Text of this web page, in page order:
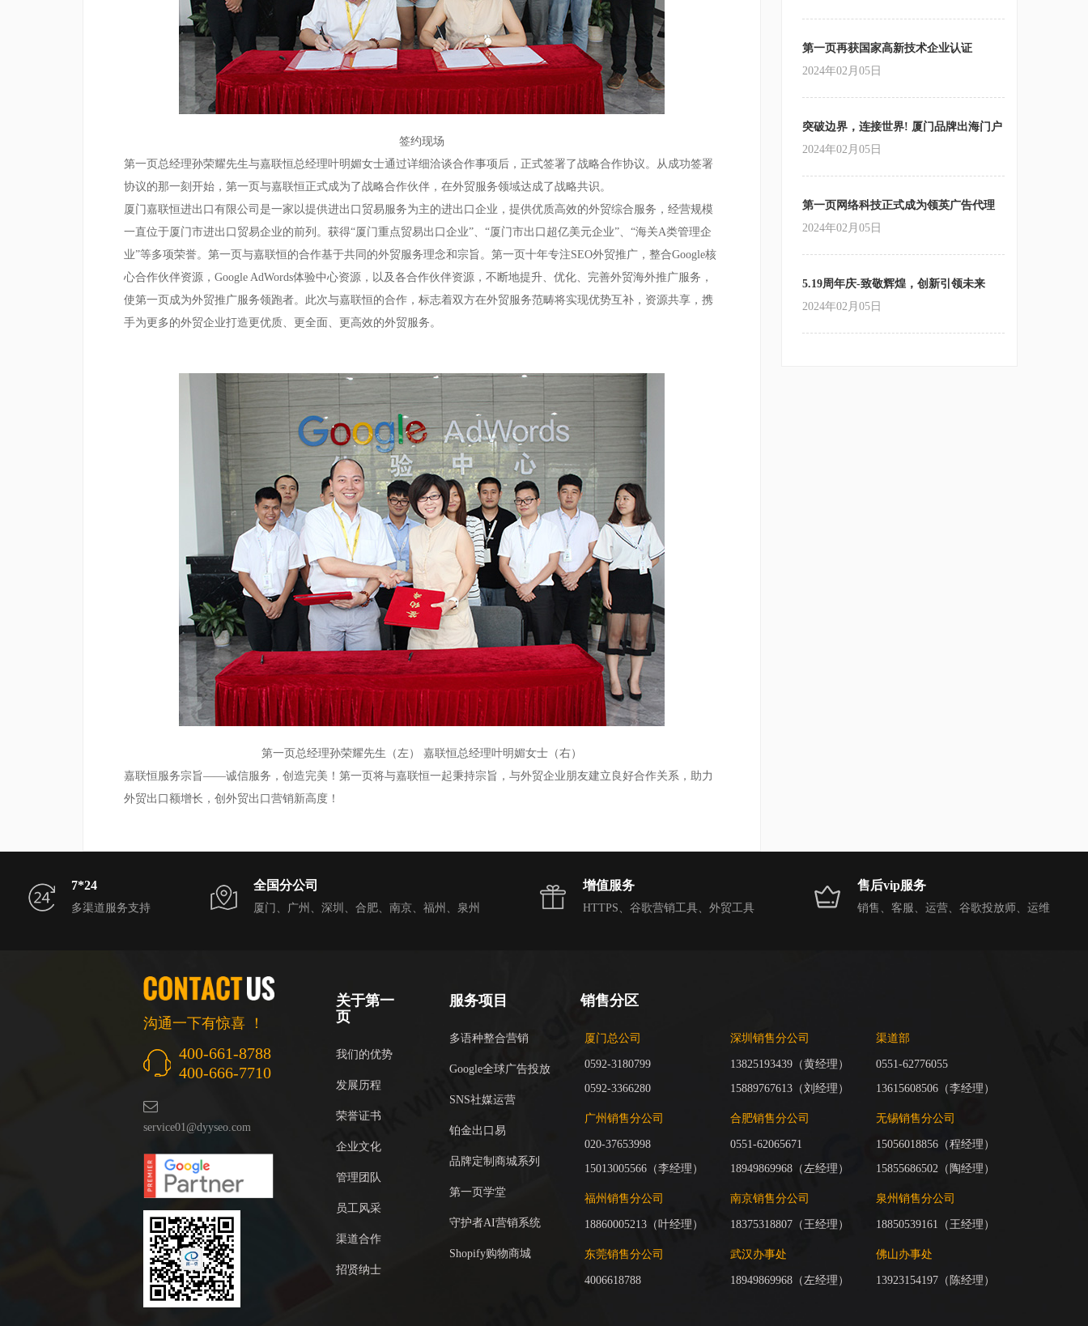
签约现场
第一页总经理孙荣耀先生与嘉联恒总经理叶明媚女士通过详细洽谈合作事项后，正式签署了战略合作协议。 从成功签署
协议的那一刻开始，第一页与嘉联恒正式成为了战略合作伙伴，在外贸服务领域达成了战略共识。
厦门嘉联恒进出口有限公司是一家以提供进出口贸易服务为主的进出口企业，提供优质高效的外贸综合服务， 经营规模
一直位于厦门市进出口 贸易企业的前列 。获得“厦门重点贸易出口企业”、“厦门市出口超亿美元企业”、 “海关A类管理企
业”等多项荣誉。第一页与嘉联恒的合作基于共同的外贸服务理念和宗旨。第一页十年专注SEO外贸推广，整合Google核
心合作伙伴资源， Google AdWords体验中心资源，以及各合作伙伴资源，不断地提升、优化、完善外贸海外推广服务，
使第一页成为外贸推广服务领跑者。此次与嘉联恒的合作，标志着双方在外贸服务范畴将实现优势互补，资源共享，携
手为更多的外贸企业打造更优质、更全面、更高效的外贸服务。
第一页总经理孙荣耀先生（左） 嘉联恒总经理叶明媚女士（右）
嘉联恒服务宗旨——诚信服务 ， 创造完美 ！第一页将与嘉联恒一起秉持宗旨，与外贸企业朋友建立良好合作关系，助力
外贸出口额增长，创外贸出口营销新高度！
第一页再获国家高新技术企业认证
2024年02月05日
突破边界，连接世界! 厦门品牌出海门户
站跨境营销
2024年02月05日
第一页网络科技正式成为领英广告代理
商
2024年02月05日
5.19周年庆-致敬辉煌，创新引领未来
2024年02月05日
7*24
多渠道服务支持
全国分公司
厦门、广州、深圳、合肥、南京、福州、泉州
增值服务
HTTPS、谷歌营销工具、外贸工具
售后vip服务
销售、客服、运营、谷歌投放师、运维
沟通一下有惊喜 ！
400-661-8788
400-666-7710
service01@dyyseo.com
关于第一
页
我们的优势
发展历程
荣誉证书
企业文化
管理团队
员工风采
渠道合作
招贤纳士
服务项目
多语种整合营销
Google全球广告投放
SNS社媒运营
铂金出口易
品牌定制商城系列
第一页学堂
守护者AI营销系统
Shopify购物商城
销售分区
厦门总公司
0592-3180799
0592-3366280
深圳销售分公司
13825193439（黄经理）
15889767613（刘经理）
渠道部
0551-62776055
13615608506（李经理）
广州销售分公司
020-37653998
15013005566（李经理）
合肥销售分公司
0551-62065671
18949869968（左经理）
无锡销售分公司
15056018856（程经理）
15855686502（陶经理）
福州销售分公司
18860005213（叶经理）
南京销售分公司
18375318807（王经理）
泉州销售分公司
18850539161（王经理）
东莞销售分公司
4006618788
武汉办事处
18949869968（左经理）
佛山办事处
13923154197（陈经理）